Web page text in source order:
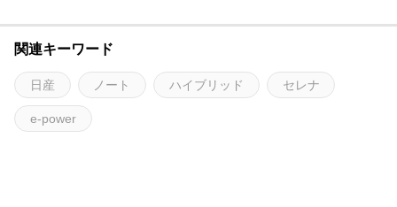
関連キーワード
日産 ノート ハイブリッド セレナ
e-power